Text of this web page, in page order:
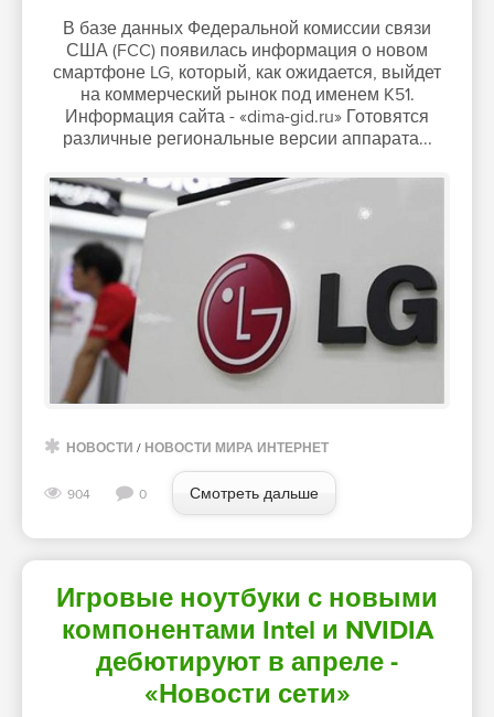
В базе данных Федеральной комиссии связи
США (FCC) появилась информация о новом
смартфоне LG, который, как ожидается, выйдет
на коммерческий рынок под именем K51.
Информация сайта - «dima-gid.ru» Готовятся
различные региональные версии аппарата...
НОВОСТИ / НОВОСТИ МИРА ИНТЕРНЕТ
904 0 Смотреть дальше
Игровые ноутбуки с новыми
компонентами Intel и NVIDIA
дебютируют в апреле -
«Новости сети»